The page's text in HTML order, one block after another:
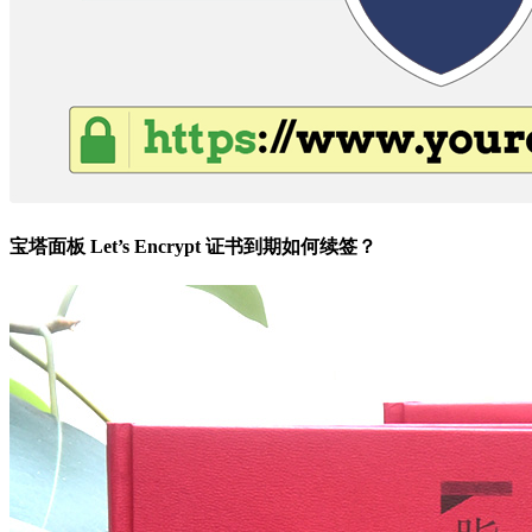
宝塔面板 Let’s Encrypt 证书到期如何续签？